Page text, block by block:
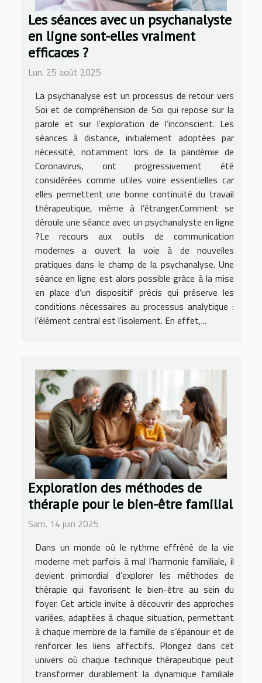
Les séances avec un psychanalyste
en ligne sont-elles vraiment
efficaces ?
Lun. 25 août 2025
La psychanalyse est un processus de retour vers
Soi et de compréhension de Soi qui repose sur la
parole et sur l’exploration de l’inconscient. Les
séances à distance, initialement adoptées par
nécessité, notamment lors de la pandémie de
Coronavirus, ont progressivement été
considérées comme utiles voire essentielles car
elles permettent une bonne continuité du travail
thérapeutique, même à l’étranger.Comment se
déroule une séance avec un psychanalyste en ligne
?Le recours aux outils de communication
modernes a ouvert la voie à de nouvelles
pratiques dans le champ de la psychanalyse. Une
séance en ligne est alors possible grâce à la mise
en place d’un dispositif précis qui préserve les
conditions nécessaires au processus analytique :
l’élément central est l’isolement. En effet,...
Exploration des méthodes de
thérapie pour le bien-être familial
Sam. 14 juin 2025
Dans un monde où le rythme effréné de la vie
moderne met parfois à mal l’harmonie familiale, il
devient primordial d’explorer les méthodes de
thérapie qui favorisent le bien-être au sein du
foyer. Cet article invite à découvrir des approches
variées, adaptées à chaque situation, permettant
à chaque membre de la famille de s’épanouir et de
renforcer les liens affectifs. Plongez dans cet
univers où chaque technique thérapeutique peut
transformer durablement la dynamique familiale